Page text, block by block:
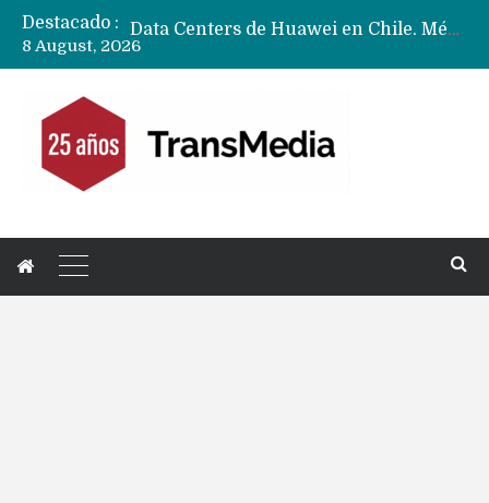
Destacado :
8 August, 2026